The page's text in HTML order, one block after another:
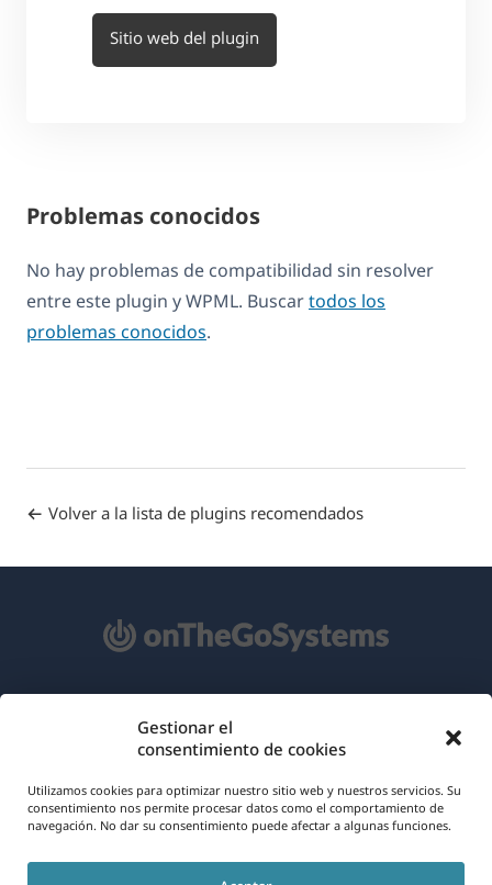
Gestionar el
consentimiento de cookies
Utilizamos cookies para optimizar nuestro sitio web y nuestros servicios. Su
consentimiento nos permite procesar datos como el comportamiento de
navegación. No dar su consentimiento puede afectar a algunas funciones.
Sitio web del plugin
Problemas conocidos
No hay problemas de compatibilidad sin resolver
entre este plugin y WPML. Buscartodos los
problemas conocidos.
Volver a la lista de plugins recomendados
RGPD y Política de Privacidad
Únete a nuestro equipo(se
abre
(se
abre
(se
abre
(se
abre